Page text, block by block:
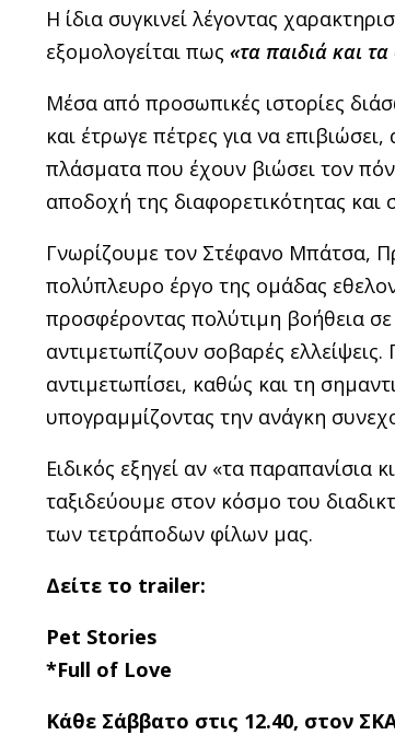
Η ίδια συγκινεί λέγοντας
εξομολογείται πως «τα παιδιά και
Μέσα από προσωπικές ιστορίες
και έτρωγε πέτρες για να
πλάσματα που έχουν βιώσει τον
αποδοχή της διαφορετικότητας και
Γνωρίζουμε τον Στέφανο Μπάτσα,
πολύπλευρο έργο της ομάδας
προσφέροντας πολύτιμη βοήθεια
αντιμετωπίζουν σοβαρές
αντιμετωπίσει, καθώς και τη
υπογραμμίζοντας την ανάγκη
Ειδικός εξηγεί αν «τα
ταξιδεύουμε στον κόσμο του
των τετράποδων φίλων μας.
Δείτε το trailer:
Pet Stories
*Full of Love
Κάθε Σάββατο στις 12.40, στον